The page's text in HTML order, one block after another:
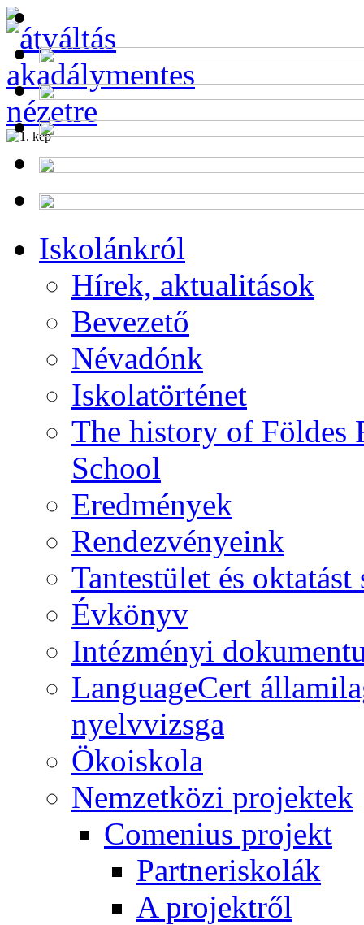
Iskolánkról
Hírek, aktualitások
Bevezető
Névadónk
Iskolatörténet
The history of Földes
School
Eredmények
Rendezvényeink
Tantestület és
Évkönyv
Intézményi
LanguageCert
nyelvvizsga
Ökoiskola
Nemzetközi projektek
Comenius projekt
Partneriskolák
A projektről
Program